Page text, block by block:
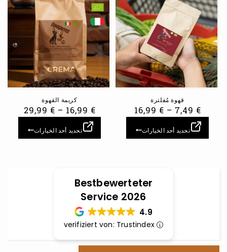
قهوة مُفلترة
7,49 €
–
16,99 €
تحديد أحد الخيارات
كريمة القهوة
16,99 €
–
29,99 €
تحديد أحد الخيارات
Bestbewerteter
Service 2026
4.9
verifiziert von: Trustindex